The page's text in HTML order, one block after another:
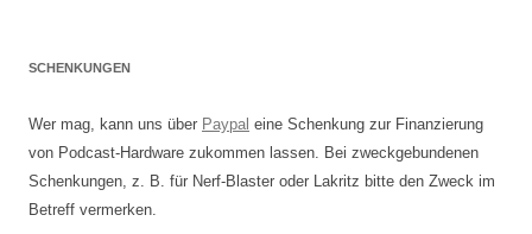
SCHENKUNGEN
Wer mag, kann uns über Paypal eine Schenkung zur Finanzierung
von Podcast-Hardware zukommen lassen. Bei zweckgebundenen
Schenkungen, z. B. für Nerf-Blaster oder Lakritz bitte den Zweck im
Betreff vermerken.